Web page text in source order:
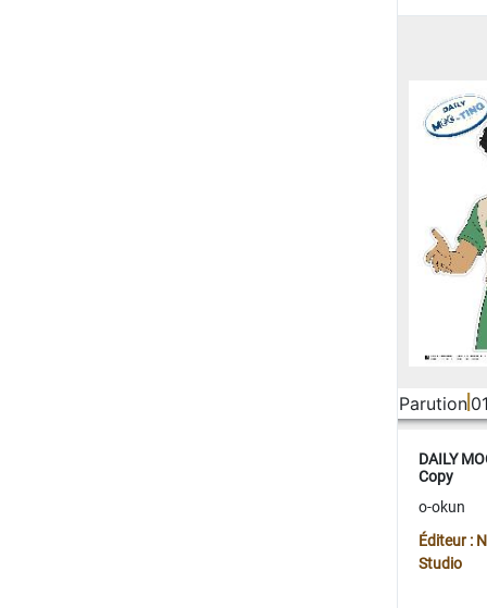
Parution
DAILY
Copy
o-okun
Éditeur :
Studio